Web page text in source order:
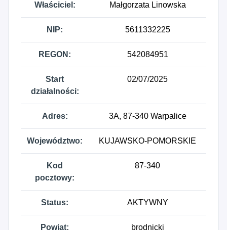
Właściciel: Małgorzata Linowska
NIP: 5611332225
REGON: 542084951
Start
działalności:
02/07/2025
Adres: 3A, 87-340 Warpalice
Województwo: KUJAWSKO-POMORSKIE
Kod
pocztowy:
87-340
Status: AKTYWNY
Powiat: brodnicki